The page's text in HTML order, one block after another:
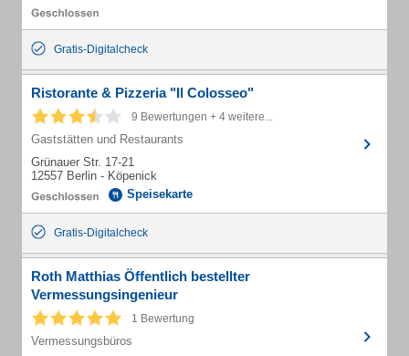
Gratis-Digitalcheck
Ristorante & Pizzeria "Il Colosseo"
9 Bewertungen + 4 weitere...
Gaststätten und Restaurants
Grünauer Str. 17-21
12557 Berlin - Köpenick
Speisekarte
Gratis-Digitalcheck
Roth Matthias Öffentlich bestellter
Vermessungsingenieur
1 Bewertung
Vermessungsbüros